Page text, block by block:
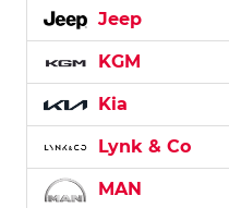
Jeep
KGM
Kia
Lynk & Co
MAN